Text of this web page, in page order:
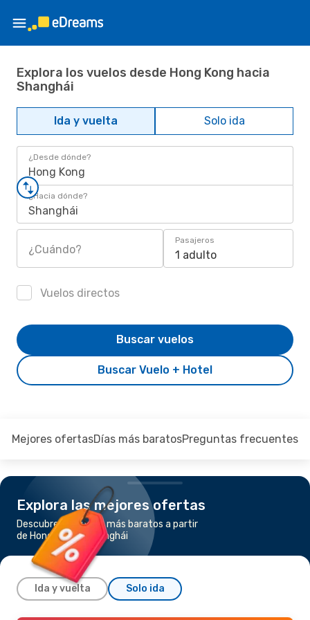
Explora los vuelos desde Hong Kong hacia
Shanghái
Ida y vuelta Solo ida
¿Desde dónde?
Hong Kong
¿Hacia dónde?
Shanghái
¿Cuándo?
Pasajeros
1 adulto
Vuelos directos
Buscar Vuelo + Hotel
Buscar vuelos
Mejores ofertasDías más baratosPreguntas frecuentes
Explora las mejores ofertas
Descubre los vuelos más baratos a partir
de Hong Kong a Shanghái
Ida y vuelta Solo ida